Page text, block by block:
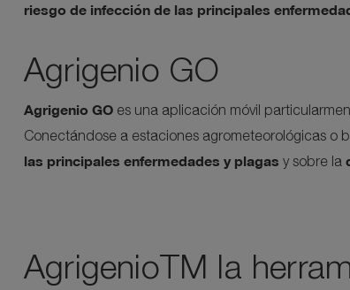
riesgo de infección de las principales
Agrigenio GO
Agrigenio GO es una aplicación móvil
Conectándose a estaciones agrometeorológicas o
las principales enfermedades y plagas y sobre la
AgrigenioTM la